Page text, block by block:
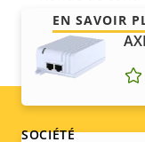
Zoom optique
Zoom
EN SAVOIR
SOCIÉTÉ